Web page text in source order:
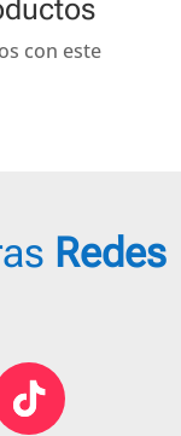
con este
Redes